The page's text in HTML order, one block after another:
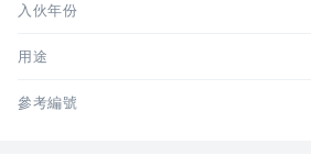
入伙年份
用途
參考編號